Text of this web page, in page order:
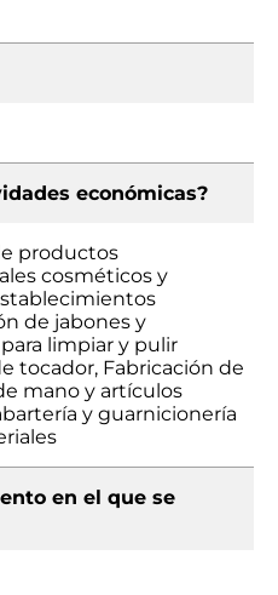
económicas?
productos
cosméticos y
de jabones y
limpiar y pulir
tocador, Fabricación de
mano y artículos
y guarnicionería
en el que se